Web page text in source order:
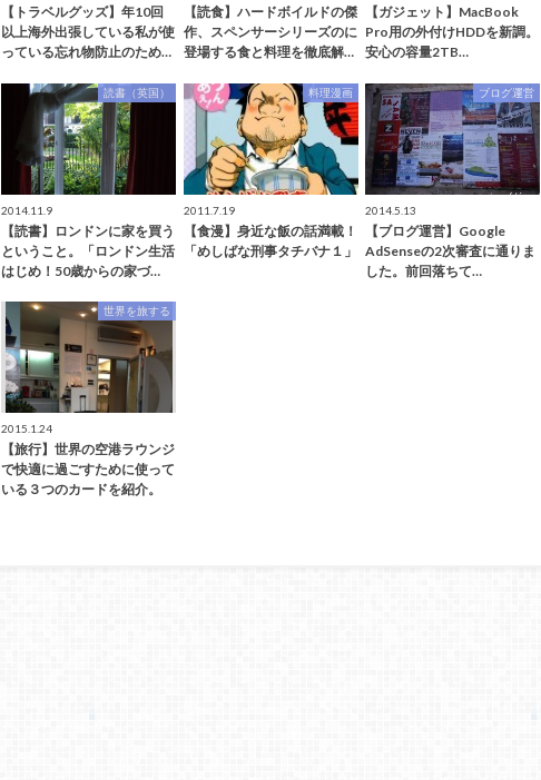
【トラベルグッズ】年10回
以上海外出張している私が使
っている忘れ物防止のため…
【読食】ハードボイルドの傑
作、スペンサーシリーズのに
登場する食と料理を徹底解…
【ガジェット】MacBook
Pro用の外付けHDDを新調。
安心の容量2TB…
読書（英国）
2014.11.9
【読書】ロンドンに家を買う
ということ。「ロンドン生活
はじめ！50歳からの家づ…
料理漫画
2011.7.19
【食漫】身近な飯の話満載！
「めしばな刑事タチバナ１」
ブログ運営
2014.5.13
【ブログ運営】Google
AdSenseの2次審査に通りま
した。前回落ちて…
世界を旅する
2015.1.24
【旅行】世界の空港ラウンジ
で快適に過ごすために使って
いる３つのカードを紹介。